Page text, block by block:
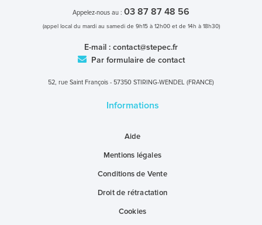
Appelez-nous au : 03 87 87 48 56
(appel local du mardi au samedi de 9h15 à 12h00 et de 14h à 18h30)
E-mail : contact@stepec.fr
Par formulaire de contact
52, rue Saint François - 57350 STIRING-WENDEL (FRANCE)
Informations
Aide
Mentions légales
Conditions de Vente
Droit de rétractation
Cookies